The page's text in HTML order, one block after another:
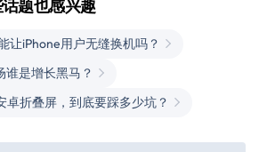
题也感兴趣
让iPhone用户无缝换机吗？
谁是增长黑马？
卓折叠屏，到底要踩多少坑？